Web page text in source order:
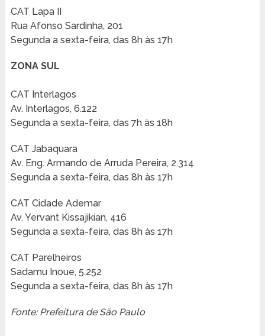
CAT Lapa II
Rua Afonso Sardinha, 201
Segunda a sexta-feira, das 8h às 17h
ZONA SUL
CAT Interlagos
Av. Interlagos, 6.122
Segunda a sexta-feira, das 7h às 18h
CAT Jabaquara
Av. Eng. Armando de Arruda Pereira, 2.314
Segunda a sexta-feira, das 8h às 17h
CAT Cidade Ademar
Av. Yervant Kissajikian, 416
Segunda a sexta-feira, das 8h às 17h
CAT Parelheiros
Sadamu Inoue, 5.252
Segunda a sexta-feira, das 8h às 17h
Fonte: Prefeitura de São Paulo